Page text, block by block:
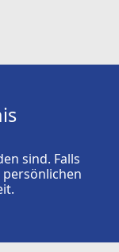
sind. Falls